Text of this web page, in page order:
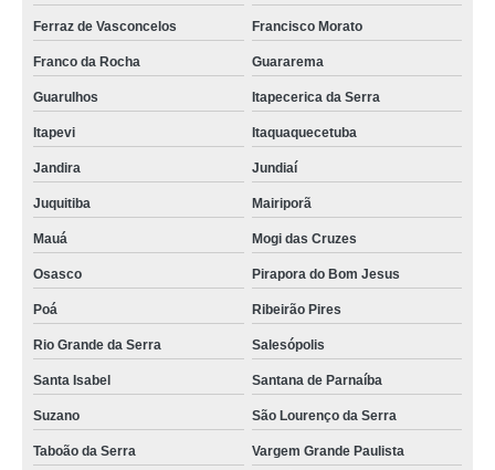
Ferraz de Vasconcelos Francisco Morato
Franco da Rocha Guararema
Guarulhos Itapecerica da Serra
Itapevi Itaquaquecetuba
Jandira Jundiaí
Juquitiba Mairiporã
Mauá Mogi das Cruzes
Osasco Pirapora do Bom Jesus
Poá Ribeirão Pires
Rio Grande da Serra Salesópolis
Santa Isabel Santana de Parnaíba
Suzano São Lourenço da Serra
Taboão da Serra
Vargem Grande Paulista